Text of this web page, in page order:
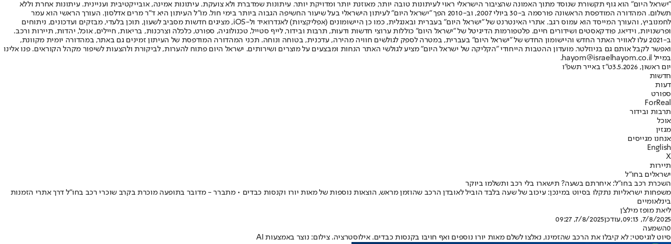
"ישראל היום" הוא גוף תקשורת שנוסד מתוך האמונה שהציבור הישראלי ראוי לעיתונות טובה יותר, מאוזנת יותר ומדויקת יותר. עיתונות שמדברת ולא צועקת. עיתונות אמינה, אובייקטיבית ועניינית. עיתונות אחרת וללא
תשלום. המהדורה המודפסת הראשונה פורסמה ב-30 ביולי 2007, וב-2010 הפך "ישראל היום" לעיתון הישראלי בעל שיעור החשיפה הגבוה ביותר בימי חול. מו"ל העיתון היא ד"ר מרים אדלסון. העורך הראשי הוא עמר
לחמנוביץ, והעורך המייסד הוא עמוס רגב. אתרי האינטרנט של "ישראל היום" בעברית ובאנגלית, כמו כן היישומונים (אפליקציות) לאנדרואיד ול-iOS, מציגים חדשות מסביב לשעון, תוכן בלעדי, מבזקים ועדכונים, ניתוחים
ופרשנויות, וידיאו, פודקאסטים ושידורים חיים. פלטפורמות הדיגיטל של "ישראל היום" כוללות ערוצי חדשות ודעות, תרבות ובידור, לייף סטייל, טכנולוגיה, ספורט, כלכלה וצרכנות, בריאות, חיילים, אוכל, יהדות, תיירות ורכב.
ב-2021 עלו לאוויר האתר החדש והיישומון החדש של "ישראל היום" בעברית, במטרה לספק לגולשים חוויה מהירה, עדכנית, בטוחה ונוחה. תכני המהדורה המודפסת של העיתון זמינים גם באתר, במהדורה יומית מקוונת,
ואפשר לקבל אותם גם בניוזלטר. מועדון ההטבות הייחודי "הקליקה של ישראל היום" מציע לגולשי האתר הנחות ומבצעים על מוצרים ושירותים. ישראל היום פתוח להערות, לביקורת ולהצעות לשיפור מקהל הקוראים. פנו אלינו
במייל hayom@israelhayom.co.il.
יום ראשון, 3.5.2026
ט"ז באייר תשפ"ו
חדשות
דעות
ספורט
ForReal
תרבות ובידור
אוכל
מגזין
אנחנו מגייסים
English
X
תיירות
ישראלים בחו"ל
השכרת רכב בחו״ל: איחרתם בשעה? תישארו בלי רכב ותשלמו ביוקר
משפחות ישראליות נתקלו בסיוט במינכן: עיכוב של שעה בלבד הוביל לאובדן הרכב שהוזמן מראש, הוצאות נוספות של מאות יורו וקנסות כבדים • מתברר - מדובר בתופעה מוכרת בקרב שוכרי רכב בחו״ל דרך אתרי הזמנות
בינלאומיים
ליאת מופז מילצ'ן
7/8/2025, 09:13
,עודכן7/8/2025, 09:27
0השמעה
סיוט לוגיסטי: לא קיבלו את הרכב שהזמינו, נאלצו לשלם מאות יורו נוספים ואף חויבו בקנסות כבדים. אילוסטרציה. צילום: נוצר באמצעות AI